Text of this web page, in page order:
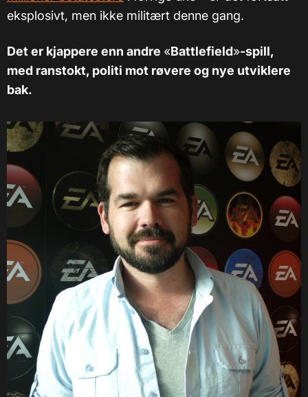
eksplosivt, men ikke militært denne gang.
Det er kjappere enn andre «Battlefield»-spill,
med ranstokt, politi mot røvere og nye utviklere
bak.